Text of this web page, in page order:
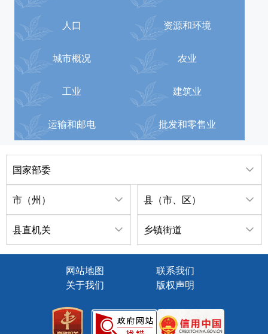
人口 资源和环境
城市概况 农业
工业 建筑业
运输和邮电 批发和零售业
国家部委
市（州） 县（市、区）
县直机关 乡镇街道
网站地图
联系我们
关于我们
版权声明